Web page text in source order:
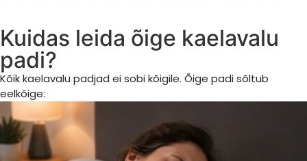
Kuidas leida õige kaelavalu
padi?
Kõik kaelavalu padjad ei sobi kõigile. Õige padi sõltub
eelkõige: